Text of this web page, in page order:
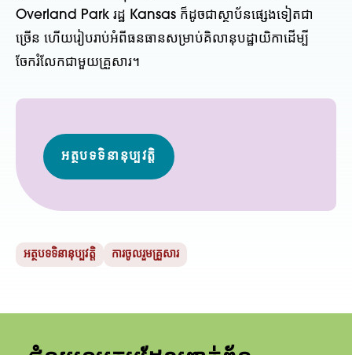
Overland Park រដ្ឋ Kansas ក៏ដូចជាស្ថាប័នផ្សេងទៀតជា
ច្រើន ហើយរៀបរាប់អំពីធនធានសម្រាប់គិលានុបដ្ឋាយិកាដើម្បី
ចែករំលែកជាមួយគ្រួសារ។
អត្ថបទទិនានុប្បវត្តិ
អត្ថបទទិនានុប្បវត្តិ ការចូលរួមគ្រួសារ